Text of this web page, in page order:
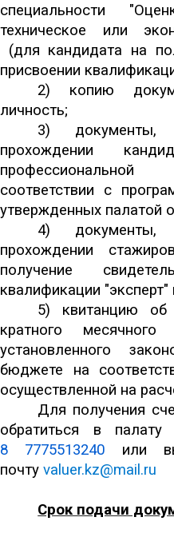
специальности
техническое или
(для кандидата на
присвоении
2) копию
личность;
3) документы,
прохождении
соответствии с
утвержденных палатой
4) документы,
прохождении
получение
квалификации "эксперт"
5) квитанцию
кратного месячного
установленного
бюджете на
осуществленной на
Для получения
обратиться в
8 7775513240 или
почту valuer.kz@mail.ru
Срок подачи